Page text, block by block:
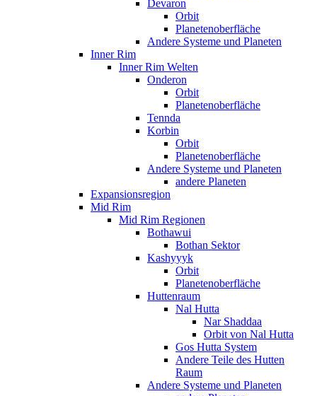
Devaron
Orbit
Planetenoberfläche
Andere Systeme und Planeten
Inner Rim
Inner Rim Welten
Onderon
Orbit
Planetenoberfläche
Tennda
Korbin
Orbit
Planetenoberfläche
Andere Systeme und Planeten
andere Planeten
Expansionsregion
Mid Rim
Mid Rim Regionen
Bothawui
Bothan Sektor
Kashyyyk
Orbit
Planetenoberfläche
Huttenraum
Nal Hutta
Nar Shaddaa
Orbit von Nal Hutta
Gos Hutta System
Andere Teile des Hutten
Raum
Andere Systeme und Planeten